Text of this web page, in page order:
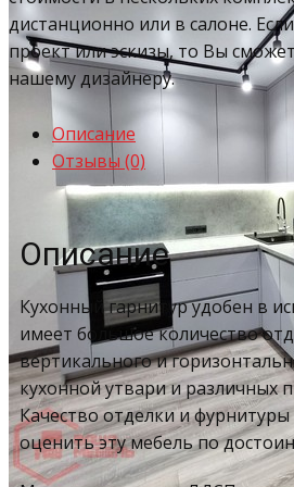
дистанционно или в салоне.
проект или эскизы, то Вы
нашему дизайнеру.
Описание
Отзывы (0)
Описание
Кухонный гарнитур удобен в
имеет большое количество
вертикального и
кухонной утвари и различных
Качество отделки и
оценить эту мебель по